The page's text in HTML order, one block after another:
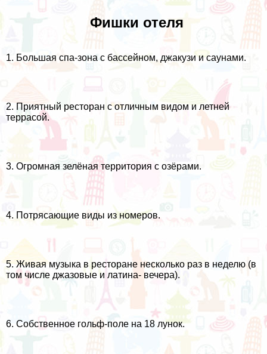
Фишки отеля
1. Большая спа-зона с бассейном, джакузи и саунами.
2. Приятный ресторан с отличным видом и летней
террасой.
3. Огромная зелёная территория с озёрами.
4. Потрясающие виды из номеров.
5. Живая музыка в ресторане несколько раз в неделю (в
том числе джазовые и латина- вечера).
6. Собственное гольф-поле на 18 лунок.